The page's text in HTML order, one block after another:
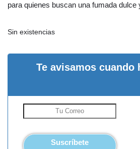
para quienes buscan una fumada dulce
Sin existencias
Te avisamos cuando
Suscríbete